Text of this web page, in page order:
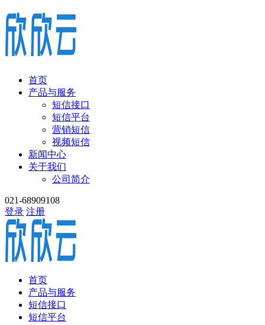
首页
产品与服务
短信接口
短信平台
营销短信
视频短信
新闻中心
关于我们
公司简介
021-68909108
登录 注册
首页
产品与服务
短信接口
短信平台